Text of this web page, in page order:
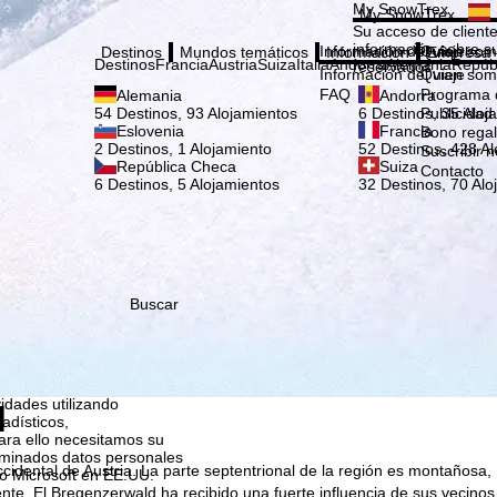
utilizando
ello necesitamos su
datos personales
Microsoft en EE.UU.
My SnowTrex
My SnowTrex
Su acceso de
información sobre
reservados.
Destinos
DestinosFranciaAustriaSuizaItaliaAndorraAlemania
Alemania
54 Destinos, 93 Alojamientos
Andorra
6 Destinos, 35
Eslovenia
2 Destinos, 1 Alojamiento
Francia
52 Destinos, 428
República Checa
6 Destinos, 5 Alojamientos
Suiza
32 Destinos, 70
Mundos temáticos Información
Información del viaje
Información del viaje
FAQ
Empresa
Quien
Quien
Programa
Bono
Suscribir
Contacto
Buscar
de Austria. La parte septentrional de la región es montañosa,
El Bregenzerwald ha recibido una fuerte influencia de sus vecinos